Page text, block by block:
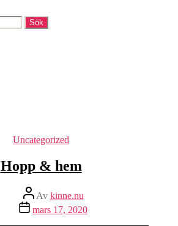
Kategorier
Uncategorized
Hopp & hem
Inläggsförfattare
Av kinne.nu
Inläggsdatum
mars 17, 2020